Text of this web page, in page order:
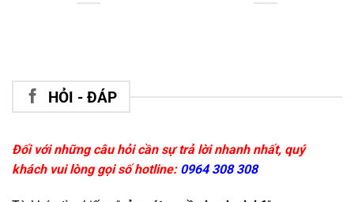
HỎI - ĐÁP
Đối với những câu hỏi cần sự trả lời nhanh nhất, quý
khách vui lòng gọi số hotline: 0964 308 308